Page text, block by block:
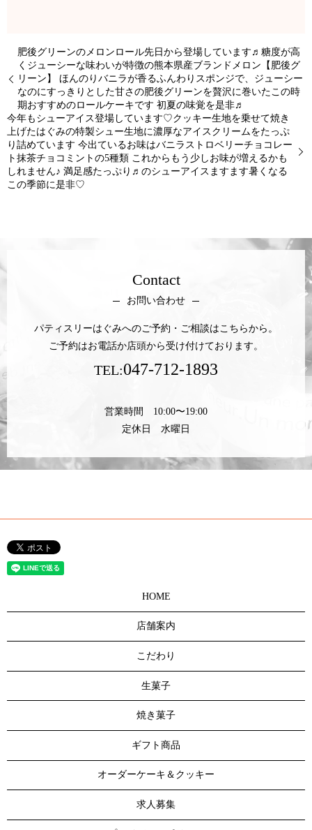
肥後グリーンのメロンロール先日から登場しています♬糖度が高
くジューシーな味わいが特徴の熊本県産ブランドメロン【肥後グ
リーン】 ほんのりバニラが香るふんわりスポンジで、ジューシー
なのにすっきりとした甘さの肥後グリーンを贅沢に巻いたこの時
期おすすめのロールケーキです 初夏の味覚を是非♬
今年もシューアイス登場しています♡クッキー生地を乗せて焼き
上げたはぐみの特製シュー生地に濃厚なアイスクリームをたっぷ
り詰めています 今出ているお味はバニラストロベリーチョコレー
ト抹茶チョコミントの5種類 これからもう少しお味が増えるかも
しれません♪ 満足感たっぷり♬のシューアイスますます暑くなる
この季節に是非♡
Contact
お問い合わせ
パティスリーはぐみへのご予約・ご相談はこちらから。
ご予約はお電話か店頭から受け付けております。
TEL:047-712-1893
営業時間 10:00〜19:00
定休日 水曜日
HOME
店舗案内
こだわり
生菓子
焼き菓子
ギフト商品
オーダーケーキ＆クッキー
求人募集